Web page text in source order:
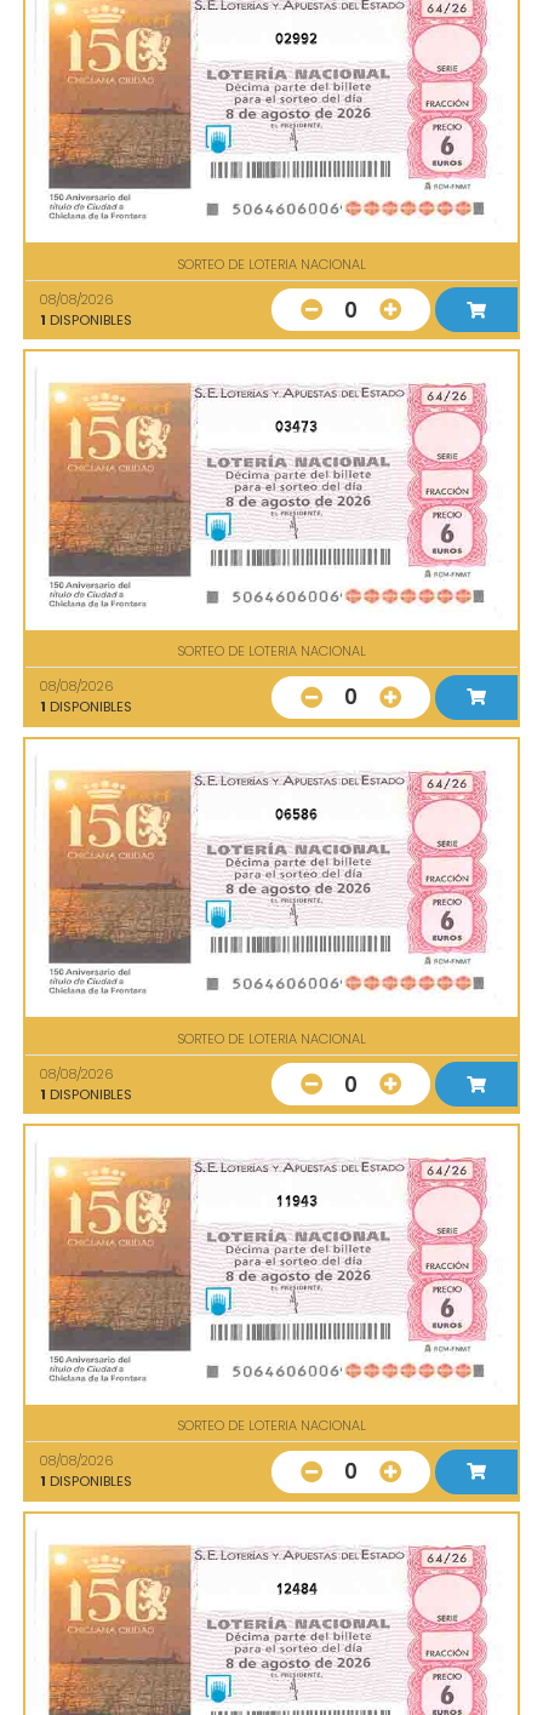
02992
SORTEO DE LOTERIA NACIONAL
08/08/2026
1 DISPONIBLES 0
03473
SORTEO DE LOTERIA NACIONAL
08/08/2026
1 DISPONIBLES 0
06586
SORTEO DE LOTERIA NACIONAL
08/08/2026
1 DISPONIBLES 0
11943
SORTEO DE LOTERIA NACIONAL
08/08/2026
1 DISPONIBLES 0
12484